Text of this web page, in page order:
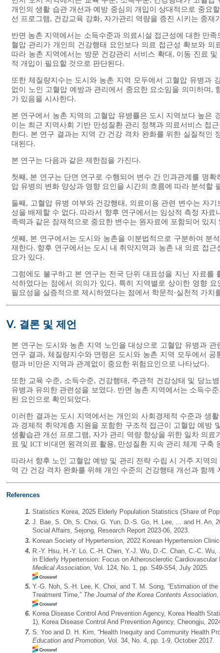
개인의 생활 습관 개선과 예방 중심의 개입이 상대적으로 중요
선 프로그램, 건강교육 강화, 자가관리 역량을 증진 시키는 중
반면 농촌 지역에서는 소득수준과 의료시설 접근성에 대한 만
혈압 관리가 개인의 건강행태 요인보다 의료 접근성 확보와
따라 농촌 지역에서는 방문 건강관리 서비스 확대, 이동 진료
적 개입이 필요할 것으로 판단된다.
또한 체질량지수는 도시와 농촌 지역 모두에서 고혈압 유병과
없이 노인 고혈압 예방과 관리에서 중요한 요소임을 의미하며,
가 있음을 시사한다.
본 연구에서 농촌 지역의 고혈압 유병률은 도시 지역보다 높은
이는 최근 지역사회 기반 만성질환 관리 정책과 의료서비스 접
한다. 본 연구 결과는 지역 간 건강 격차 완화를 위한 실질적인
대된다.
본 연구는 다음과 같은 제한점을 가진다.
첫째, 본 연구는 단면 연구로 수행되어 변수 간 인과관계를 명
압 유병의 변화 양상과 영향 요인을 시간의 흐름에 따라 분석할
둘째, 고혈압 유병 여부와 건강행태, 의료이용 관련 변수는 자
성을 배제할 수 없다. 따라서 향후 연구에서는 임상적 측정 자
족력과 같은 잠재적으로 중요한 변수는 원자료에 포함되어 있
셋째, 본 연구에서는 도시와 농촌을 이분법적으로 구분하여 분
재한다. 향후 연구에서는 도시 내 취약지역과 농촌 내 의료 접
요가 있다.
그럼에도 불구하고 본 연구는 전국 단위 대표성을 지닌 자료를
석하였다는 점에서 의의가 있다. 특히 지역별로 상이한 영향
필요성을 실증적으로 제시하였다는 점에서 학문적·실천적 가치
Ⅴ. 결론 및 제언
본 연구는 도시와 농촌 지역 노인을 대상으로 고혈압 유병과
연구 결과, 체질량지수와 연령은 도시와 농촌 지역 모두에서
령과 비만은 지역과 관계없이 중요한 위험요인으로 나타났다.
또한 교육 수준, 소득수준, 건강행태, 주관적 건강상태 및 당뇨
유병과 유의한 관련성을 보였다. 반면 농촌 지역에서는 소득수
된 요인으로 확인되었다.
이러한 결과는 도시 지역에서는 개인의 사회경제적 수준과 생
과 경제적 취약계층 지원을 포함한 구조적 접근이 고혈압 예방
생활습관 개선 프로그램, 자가 관리 역량 향상을 위한 일차 의
료 및 ICT 비대면 원격의료 활용, 만성질환 지속 관리 체계 구축
따라서 향후 노인 고혈압 예방 및 관리 전략 수립 시 거주 지역
역 간 건강 격차 완화를 위해 개인 수준의 건강행태 개선과 함
References
1. Statistics Korea, 2025 Elderly Population Statistics (Share of
2. J. Bae, S. Oh, S. Choi, G. Yun, D.-S. Go, H. Lee, ... and H. An,
Social Affairs, Sejong, Research Report 2023-06, 2023.
3. Korean Society of Hypertension, 2022 Korean Hypertension
4. R.-Y. Hsu, H.-Y. Lo, C.-H. Chen, Y.-J. Wu, D.-C. Chan, C.-C.
in Elderly Hypertension: Focus on Atherosclerotic
Medical Association, Vol. 124, No. 1, pp. S49-S54, July 2025.
5. Y.-G. Noh, S.-H. Lee, K. Choi, and T. M. Song, “Estimation of
Treatment Time,” The Journal of the Korea Contents Association,
6. Korea Disease Control And Prevention Agency, Korea Health
1), Korea Disease Control And Prevention Agency, Cheongju,
7. S. Yoo and D. H. Kim, “Health Inequity and Community Health
Education and Promotion, Vol. 34, No. 4, pp. 1-9, October 2017.